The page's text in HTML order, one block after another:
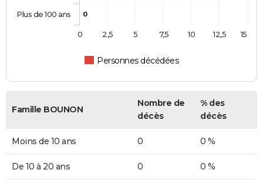
0
Personnes décédées
Plus de 100 ans
0 2,5 5 7,5 10 12,5 15
Famille BOUNON
Nombre de
décès
% des
décès
Moins de 10 ans 0 0 %
De 10 à 20 ans 0 0 %